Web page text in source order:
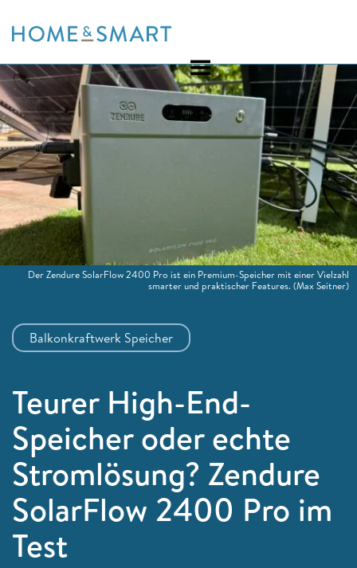
to
Balkonkraftwerk Speicher
Teurer High-End-
Speicher oder echte
Stromlösung? Zendure
SolarFlow 2400 Pro im
Test
Der Zendure SolarFlow 2400 Pro ist ein Premium-Speicher mit einer Vielzahl
smarter und praktischer Features.(Max Seitner)